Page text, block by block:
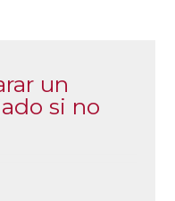
un
si no